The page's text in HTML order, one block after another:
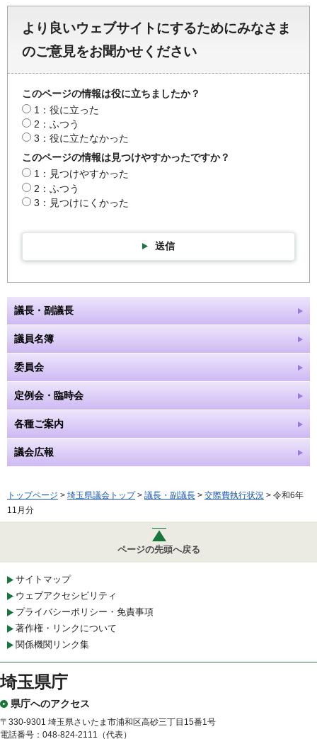
より良いウェブサイトにするためにみなさま
のご意見をお聞かせください
このページの情報は役に立ちましたか？
1：役に立った
2：ふつう
3：役に立たなかった
このページの情報は見つけやすかったですか？
1：見つけやすかった
2：ふつう
3：見つけにくかった
送信
議長・副議長
議員名簿
委員会
定例会・臨時会
各種ご案内
議会広報
トップページ > 埼玉県議会トップ> 議長・副議長 > 交際費執行状況 > 令和6年
11月分
ページの先頭へ戻る
サイトマップ
ウェブアクセシビリティ
プライバシーポリシー・免責事項
著作権・リンクについて
関係機関リンク集
埼玉県庁
県庁へのアクセス
〒330-9301 埼玉県さいたま市浦和区高砂三丁目15番1号
電話番号：048-824-2111（代表）